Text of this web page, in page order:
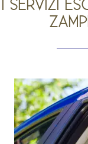
I SERVIZI